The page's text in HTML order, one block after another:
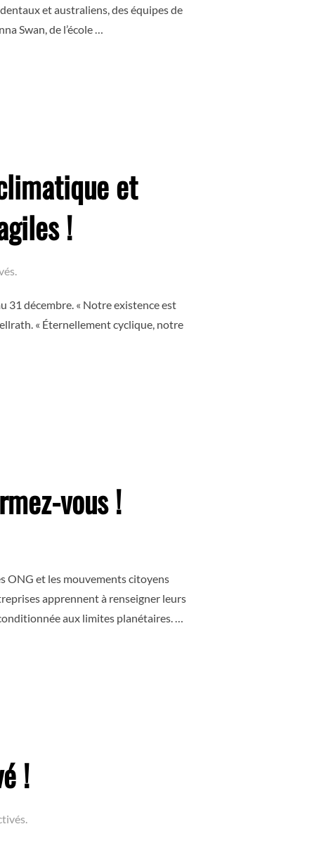
et australiens, des équipes de
Swan, de l’école …
»
et
!
31 décembre. « Notre existence est
« Éternellement cyclique, notre
UN PRIX AU RISQUE CLIMATIQUE ET ÉCOLOGIQUE… AU
vous !
ONG et les mouvements citoyens
apprennent à renseigner leurs
aux limites planétaires. …
DE VOS IMPACTS, FORMEZ-VOUS ! »
!